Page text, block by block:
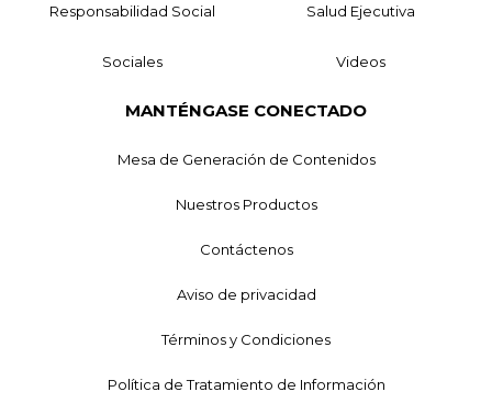
Responsabilidad Social Salud Ejecutiva
Sociales Videos
MANTÉNGASE CONECTADO
Mesa de Generación de Contenidos
Nuestros Productos
Contáctenos
Aviso de privacidad
Términos y Condiciones
Política de Tratamiento de Información